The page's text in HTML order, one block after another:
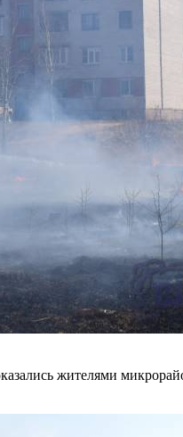
жителями